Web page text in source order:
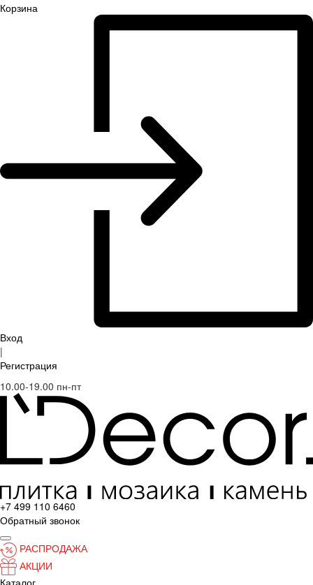
Корзина
Вход
|
Регистрация
10.00-19.00 пн-пт
+7 499 110 6460
Обратный звонок
РАСПРОДАЖА
АКЦИИ